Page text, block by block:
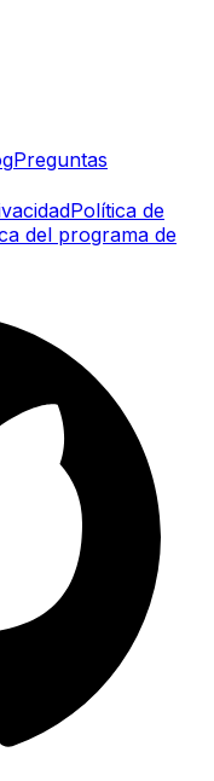
Preguntas
Política de
del programa de